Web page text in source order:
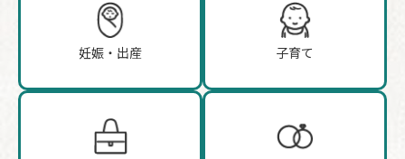
妊娠・出産 子育て